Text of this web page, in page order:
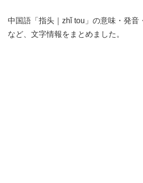
中国語「指头｜zhǐ tou」の意味・発音
など、文字情報をまとめました。